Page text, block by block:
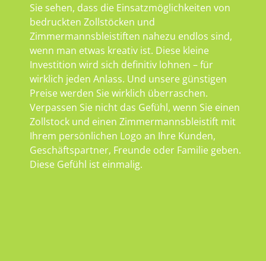
Sie sehen, dass die Einsatzmöglichkeiten von
bedruckten Zollstöcken und
Zimmermannsbleistiften nahezu endlos sind,
wenn man etwas kreativ ist. Diese kleine
Investition wird sich definitiv lohnen – für
wirklich jeden Anlass. Und unsere günstigen
Preise werden Sie wirklich überraschen.
Verpassen Sie nicht das Gefühl, wenn Sie einen
Zollstock und einen Zimmermannsbleistift mit
Ihrem persönlichen Logo an Ihre Kunden,
Geschäftspartner, Freunde oder Familie geben.
Diese Gefühl ist einmalig.